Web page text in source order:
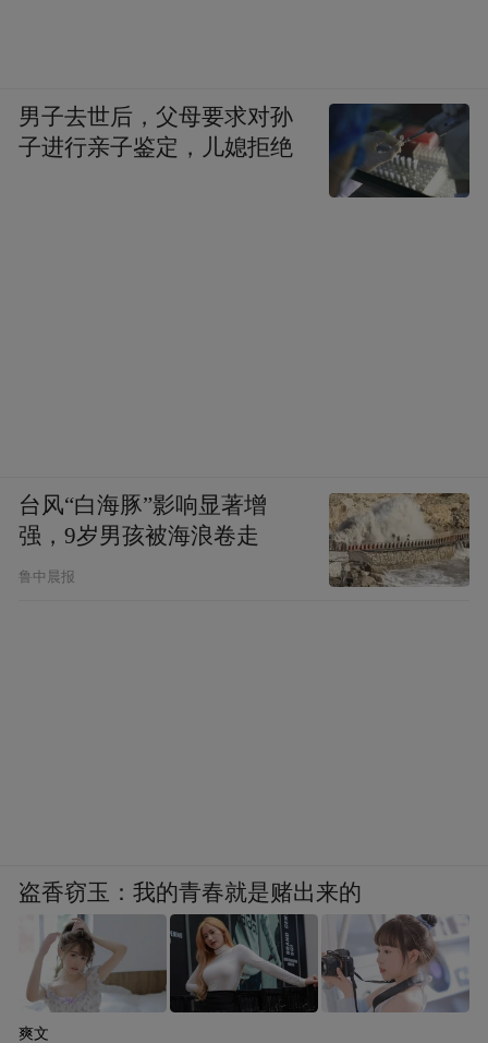
男子去世后，父母要求对孙
子进行亲子鉴定，儿媳拒绝
台风“白海豚”影响显著增
强，9岁男孩被海浪卷走
鲁中晨报
盗香窃玉：我的青春就是赌出来的
爽文